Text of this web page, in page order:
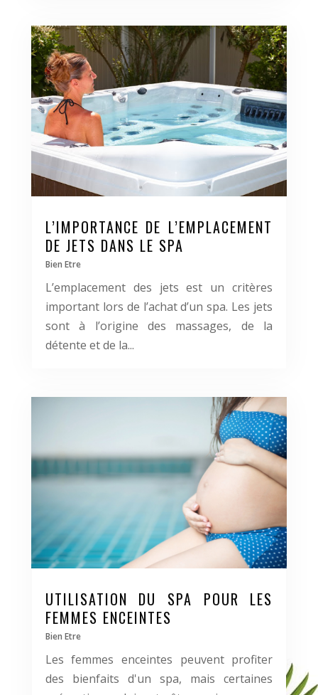
L’IMPORTANCE DE L’EMPLACEMENT
DE JETS DANS LE SPA
Bien Etre
L’emplacement des jets est un critères
important lors de l’achat d’un spa. Les jets
sont à l’origine des massages, de la
détente et de la...
UTILISATION DU SPA POUR LES
FEMMES ENCEINTES
Bien Etre
Les femmes enceintes peuvent profiter
des bienfaits d'un spa, mais certaines